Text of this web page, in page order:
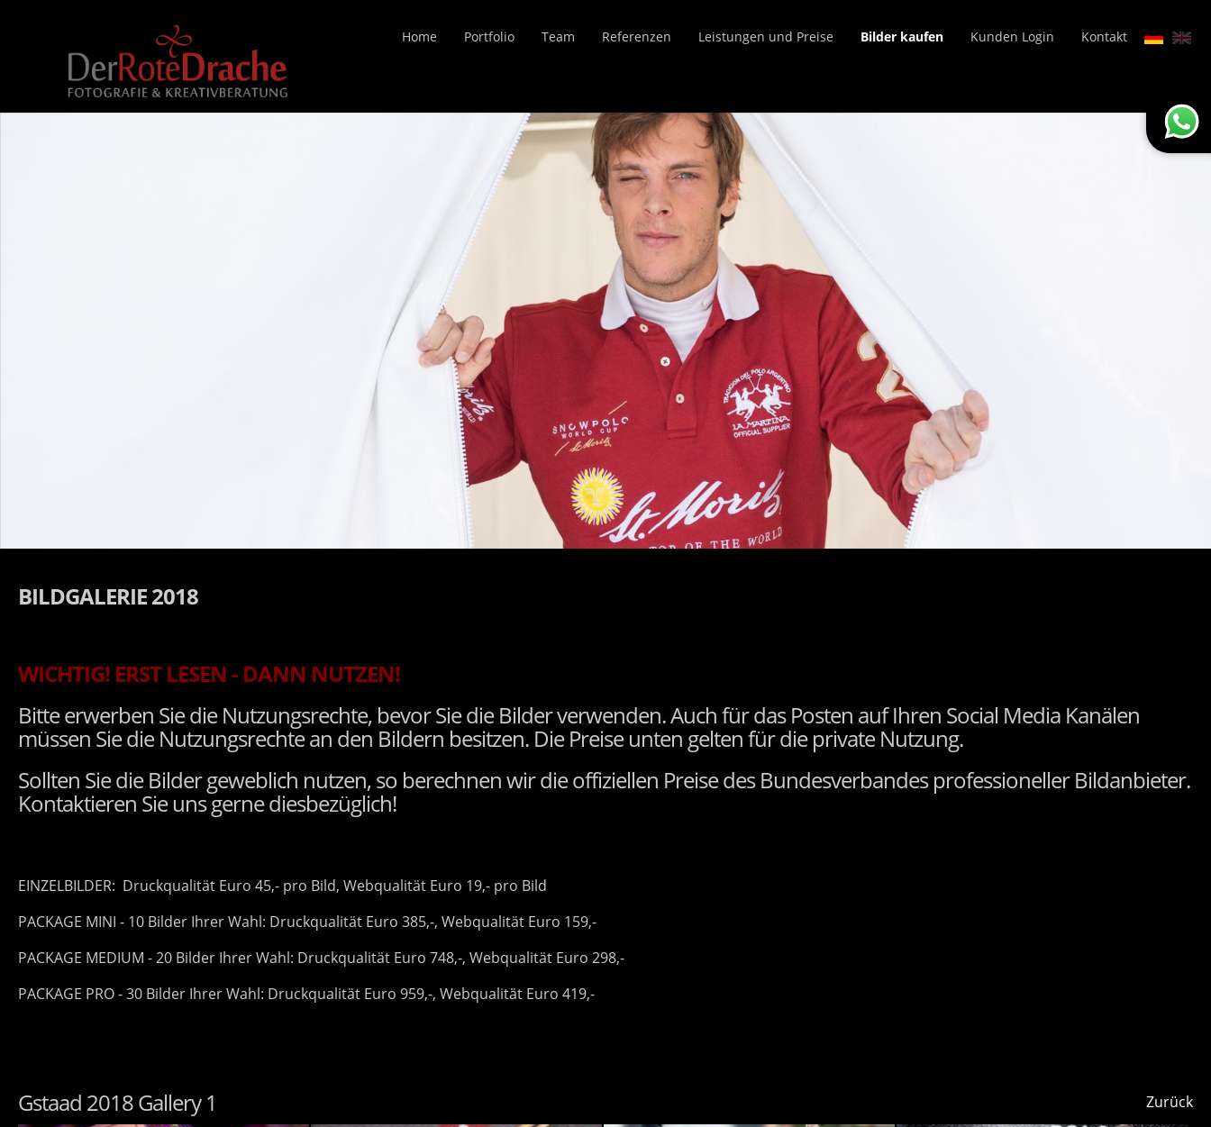
Home Portfolio Team Referenzen Leistungen und Preise Bilder kaufen Kunden Login Kontakt
BILDGALERIE 2018
WICHTIG! ERST LESEN - DANN NUTZEN!
Bitte erwerben Sie die Nutzungsrechte, bevor Sie die Bilder verwenden. Auch für das Posten auf Ihren Social Media Kanälen
müssen Sie die Nutzungsrechte an den Bildern besitzen. Die Preise unten gelten für die private Nutzung.
Sollten Sie die Bilder geweblich nutzen, so berechnen wir die offiziellen Preise des Bundesverbandes professioneller Bildanbieter.
Kontaktieren Sie uns gerne diesbezüglich!
EINZELBILDER: Druckqualität Euro 45,- pro Bild, Webqualität Euro 19,- pro Bild
PACKAGE MINI - 10 Bilder Ihrer Wahl: Druckqualität Euro 385,-, Webqualität Euro 159,-
PACKAGE MEDIUM - 20 Bilder Ihrer Wahl: Druckqualität Euro 748,-, Webqualität Euro 298,-
PACKAGE PRO - 30 Bilder Ihrer Wahl: Druckqualität Euro 959,-, Webqualität Euro 419,-
Zurück
Gstaad 2018 Gallery 1